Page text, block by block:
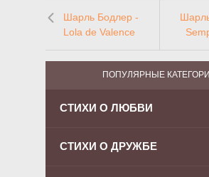
Шарль Бодлер -
Lola de Valence
ПОПУЛЯРНЫЕ
СТИХИ О ЛЮБВИ
СТИХИ О ДРУЖБЕ